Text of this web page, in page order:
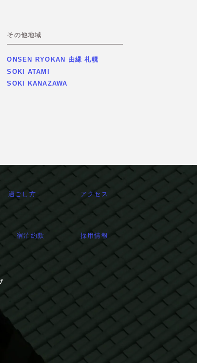
その他地域
ONSEN RYOKAN 由縁 札幌
SOKI ATAMI
SOKI KANAZAWA
過ごし方 アクセス
宿泊約款 採用情報